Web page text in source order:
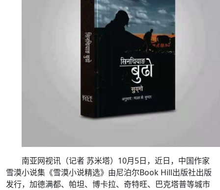
南亚网视讯（记者 苏米塔）10月5日，近日，中国作家
雪漠小说集《雪漠小说精选》由尼泊尔Book Hill出版社出版
发行，加德满都、帕坦、博卡拉、奇特旺、巴克塔普等城市